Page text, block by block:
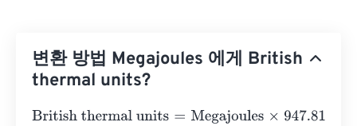
변환 방법 Megajoules 에게 British
thermal units?
British thermal units=Megajoules×947.81712031